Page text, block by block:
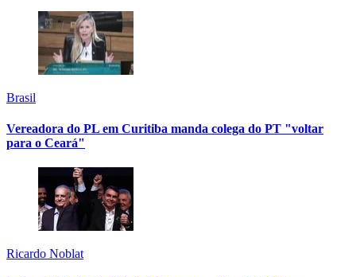
Brasil
Vereadora do PL em Curitiba manda colega do PT "voltar
para o Ceará"
Ricardo Noblat